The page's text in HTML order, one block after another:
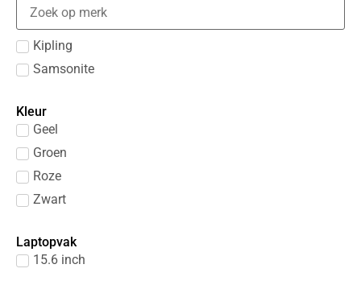
Kipling
Samsonite
Kleur
Geel
Groen
Roze
Zwart
Laptopvak
15.6 inch